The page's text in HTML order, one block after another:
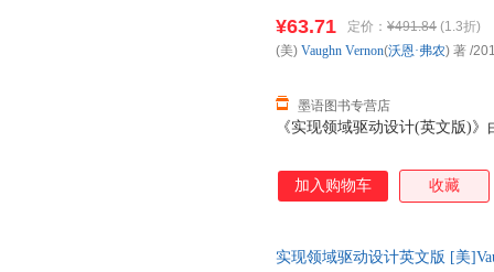
《实现领域驱动设计(英文版)
¥63.71 定价： ¥491.84 (1.3折)
墨语图书专营店
(美) Vaughn Vernon(沃恩·弗农) 著 /
加入购物车 收藏
实现领域驱动设计英文版 [美